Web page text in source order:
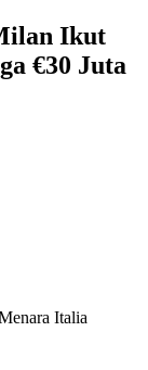
Ikut
€30 Juta
Italia